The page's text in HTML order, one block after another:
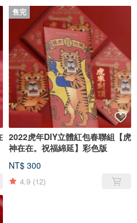
售完
2022虎年DIY立體紅包春聯組【虎
神在在。祝福綿延】彩色版
NT$ 300
4.9 (12)